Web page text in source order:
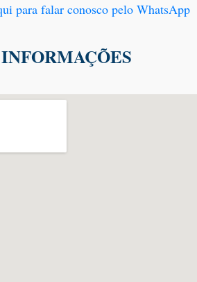
para falar conosco pelo WhatsApp